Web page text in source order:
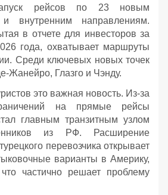
рейсов по 23 новым
внутренним направлениям.
в отчете для инвесторов за
года, охватывает маршруты
Среди ключевых новых точек
Жанейро, Глазго и Чэнду.
это важная новость. Из-за
на прямые рейсы
главным транзитным узлом
из РФ. Расширение
перевозчика открывает
варианты в Америку,
частично решает проблему